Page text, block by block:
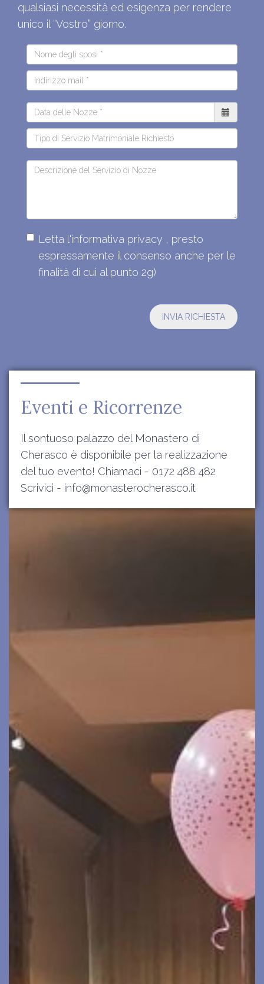
qualsiasi necessità ed esigenza per rendere
unico il “Vostro” giorno.
Letta l'informativa privacy , presto
espressamente il consenso anche per le
finalità di cui al punto 2g)
Eventi e Ricorrenze
Il sontuoso palazzo del Monastero di
Cherasco è disponibile per la realizzazione
del tuo evento! Chiamaci - 0172 488 482
Scrivici - info@monasterocherasco.it